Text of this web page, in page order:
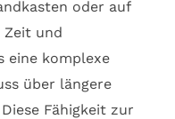
oder auf
und
eine komplexe
über längere
Fähigkeit zur